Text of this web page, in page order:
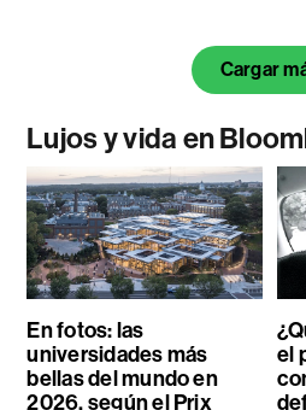
Cargar
Lujos y vida en
En fotos: las
universidades más
bellas del mundo en
2026, según el Prix
el